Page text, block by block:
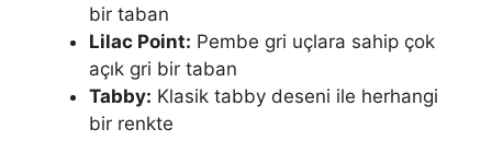
bir taban
Lilac Point: Pembe gri uçlara sahip çok
açık gri bir taban
Tabby: Klasik tabby deseni ile herhangi
bir renkte